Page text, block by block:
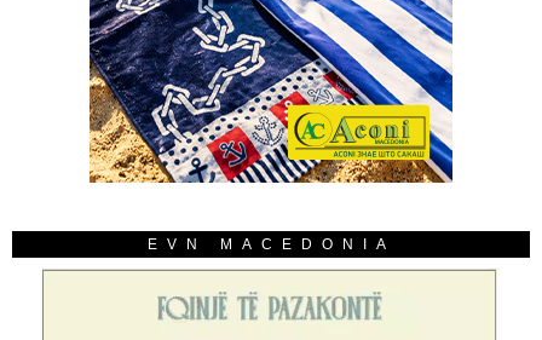
EVN MACEDONIA